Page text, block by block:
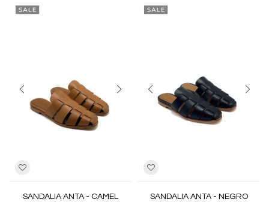
SANDALIA ANTA - CAMEL SANDALIA ANTA - NEGRO